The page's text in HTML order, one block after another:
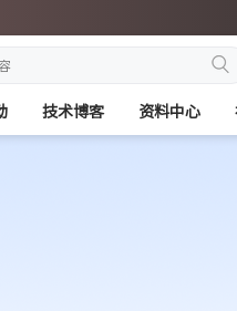
技术博客 资料中心